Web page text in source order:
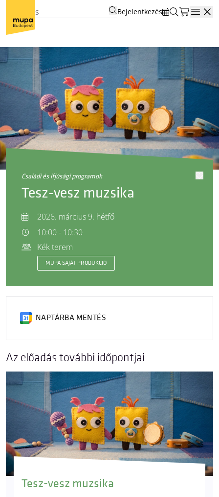
Bejelentkezés
családi és ifjúsági programok
Tesz-vesz muzsika
2026. március 9. hétfő
10:00 - 10:30
Kék terem
MÜPA SAJÁT PRODUKCIÓ
NAPTÁRBA MENTÉS
Az előadás további időpontjai
Tesz-vesz muzsika